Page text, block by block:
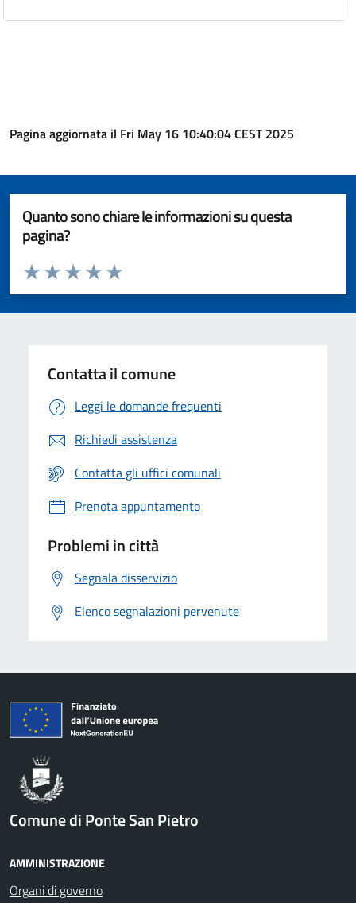
Pagina aggiornata il Fri May 16 10:40:04 CEST 2025
Quanto sono chiare le informazioni su questa
pagina?
Valuta da 1 a 5 stelle la pagina
Valuta 5 stelle su 5
Valuta 4 stelle su 5
Valuta 3 stelle su 5
Valuta 2 stelle su 5
Valuta 1 stelle su 5
Contatta il comune
Leggi le domande frequenti
Richiedi assistenza
Contatta gli uffici comunali
Prenota appuntamento
Problemi in città
Segnala disservizio
Elenco segnalazioni pervenute
Comune di Ponte San Pietro
AMMINISTRAZIONE
Organi di governo